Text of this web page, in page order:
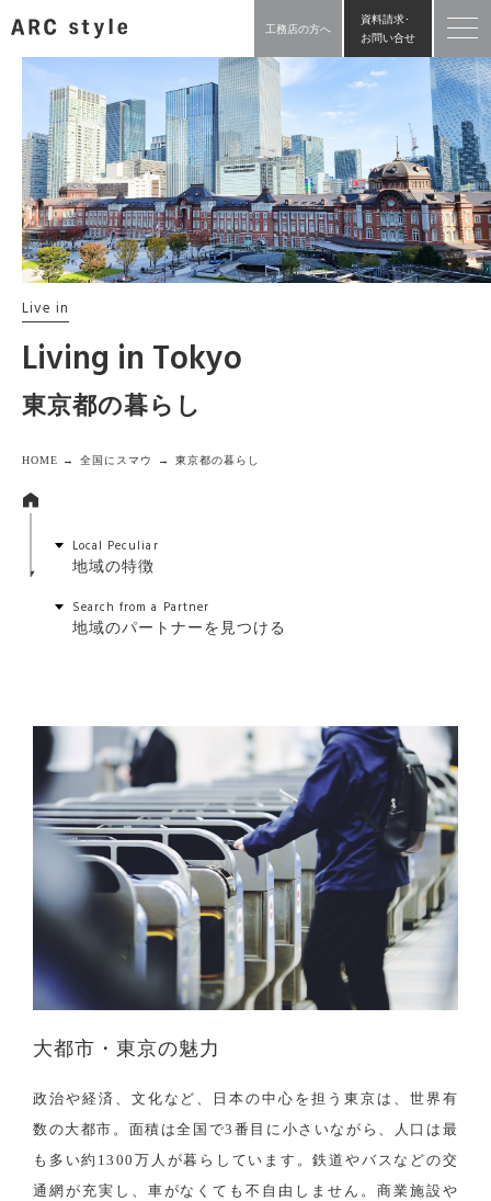
工務店の方へ
資料請求･
お問い合せ
Live in
Living in Tokyo
東京都の暮らし
HOME → 全国にスマウ → 東京都の暮らし
Local Peculiar
地域の特徴
Search from a Partner
地域のパートナーを見つける
大都市・東京の魅力
政治や経済、文化など、日本の中心を担う東京は、世界有
数の大都市。面積は全国で3番目に小さいながら、人口は最
も多い約1300万人が暮らしています。鉄道やバスなどの交
通網が充実し、車がなくても不自由しません。商業施設や